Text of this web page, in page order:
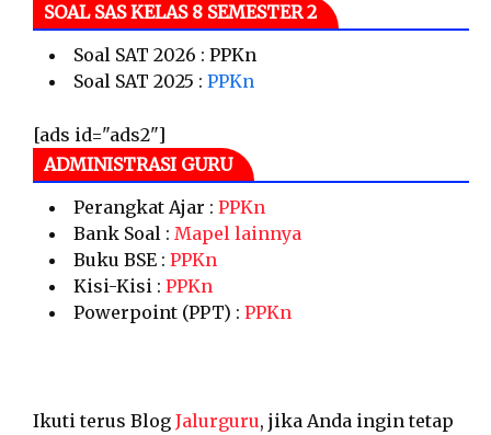
SOAL SAS KELAS 8 SEMESTER 2
Soal SAT 2026 : PPKn
Soal SAT 2025 : PPKn
[ads id="ads2"]
ADMINISTRASI GURU
Perangkat Ajar : PPKn
Bank Soal : Mapel lainnya
Buku BSE : PPKn
Kisi-Kisi : PPKn
Powerpoint (PPT) : PPKn
Ikuti terus Blog Jalurguru, jika Anda ingin tetap